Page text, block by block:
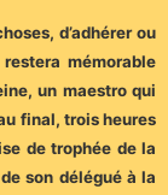
d’adhérer ou
mémorable
un maestro qui
final, trois heures
de trophée de la
son délégué à la